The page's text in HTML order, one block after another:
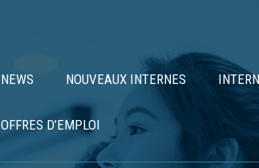
NEWS NOUVEAUX INTERNES
OFFRES D’EMPLOI